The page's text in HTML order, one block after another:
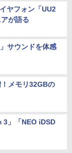
ヤフォン「UU2
が語る
サウンドを体感
メモリ32GBの
」「NEO iDSD